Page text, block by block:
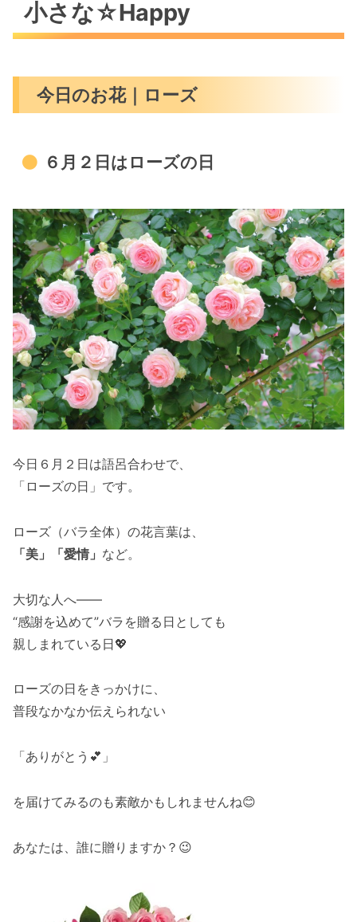
小さな☆Happy
今日のお花｜ローズ
６月２日はローズの日
今日６月２日は語呂合わせで、
「ローズの日」です。
ローズ（バラ全体）の花言葉は、
「美」「愛情」 など。
大切な人へ――
“感謝を込めて”バラを贈る日としても
親しまれている日💖
ローズの日をきっかけに、
普段なかなか伝えられない
「ありがとう💕」
を届けてみるのも素敵かもしれませんね😊
あなたは、誰に贈りますか？😉